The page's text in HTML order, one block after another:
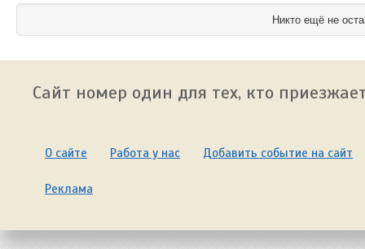
Никто ещё не
Сайт номер один для тех, кто
О сайте Работа у нас Добавить событие на сайт
Реклама